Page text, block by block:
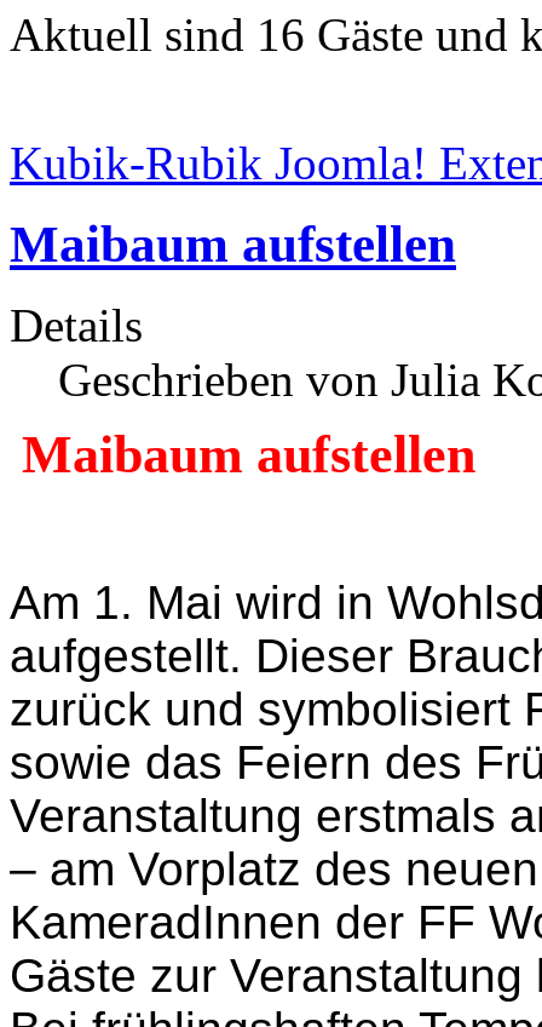
Aktuell sind 16 Gäste und
Kubik-Rubik Joomla!
Maibaum aufstellen
Details
Geschrieben von Julia
Maibaum aufstellen
Am 1. Mai wird in
aufgestellt. Dieser
zurück und symbolisiert
sowie das Feiern des
Veranstaltung erstmals
– am Vorplatz des
KameradInnen der FF
Gäste zur Veranstaltung